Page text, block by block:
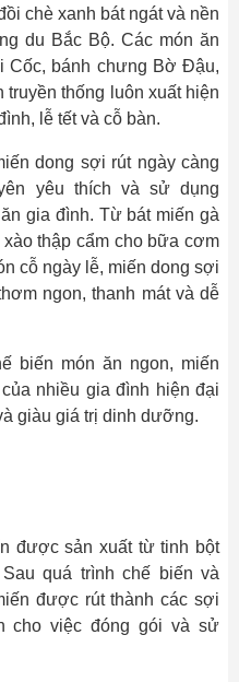
chè xanh bát ngát và nền
du Bắc Bộ. Các món ăn
Cốc, bánh chưng Bờ Đậu,
truyền thống luôn xuất hiện
lễ tết và cỗ bàn.
dong sợi rút ngày càng
yêu thích và sử dụng
gia đình. Từ bát miến gà
thập cẩm cho bữa cơm
cỗ ngày lễ, miến dong sợi
ngon, thanh mát và dễ
biến món ăn ngon, miến
nhiều gia đình hiện đại
giàu giá trị dinh dưỡng.
được sản xuất từ tinh bột
quá trình chế biến và
được rút thành các sợi
cho việc đóng gói và sử